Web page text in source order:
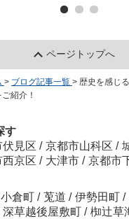
ページトップへ
> ブログ記事一覧 > 歴史を感じ
紹介！
す
見区 / 京都市山科区 /
京区 / 大津市 / 京都市
小倉町 / 莵道 / 伊勢田町 /
深草越後屋敷町 / 椥辻草